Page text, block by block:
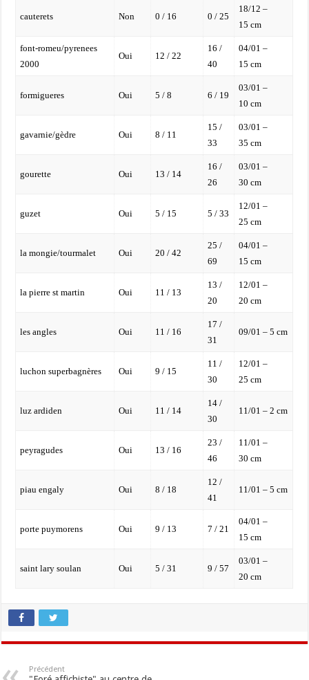
cauterets Non 0 / 16 0 / 25
18/12 –
15 cm
font-romeu/pyrenees
2000
Oui 12 / 22
16 /
40
04/01 –
15 cm
formigueres Oui 5 / 8 6 / 19
03/01 –
10 cm
gavarnie/gèdre Oui 8 / 11
15 /
33
03/01 –
35 cm
gourette Oui 13 / 14
16 /
26
03/01 –
30 cm
guzet Oui 5 / 15 5 / 33
12/01 –
25 cm
la mongie/tourmalet Oui 20 / 42
25 /
69
04/01 –
15 cm
la pierre st martin Oui 11 / 13
13 /
20
12/01 –
20 cm
les angles Oui 11 / 16
17 /
31
09/01 – 5 cm
luchon superbagnères Oui 9 / 15
11 /
30
12/01 –
25 cm
luz ardiden Oui 11 / 14
14 /
30
11/01 – 2 cm
peyragudes Oui 13 / 16
23 /
46
11/01 –
30 cm
piau engaly Oui 8 / 18
12 /
41
11/01 – 5 cm
porte puymorens Oui 9 / 13 7 / 21
04/01 –
15 cm
saint lary soulan Oui 5 / 31 9 / 57
03/01 –
20 cm
Précédent